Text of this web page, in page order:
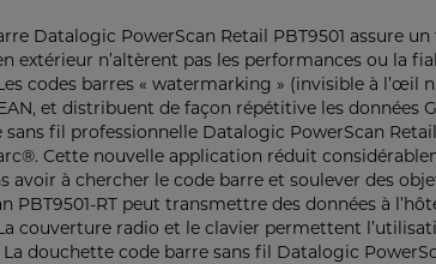
Datalogic PowerScan Retail PBT9501 assure
extérieur n’altèrent pas les performances ou la
codes barres « watermarking » (invisible à l’œil
et distribuent de façon répétitive les données
fil professionnelle Datalogic PowerScan
Cette nouvelle application réduit
avoir à chercher le code barre et soulever des
RT peut transmettre des données à
couverture radio et le clavier permettent
douchette code barre sans fil Datalogic